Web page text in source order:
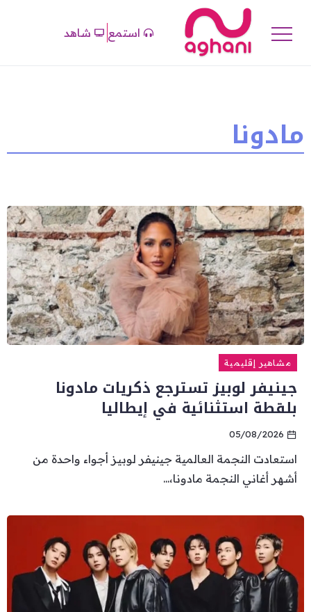
استمع شاهد
مادونا
مشاهير إقليمية
جينيفر لوبيز تسترجع ذكريات مادونا
بلقطة استثنائية في إيطاليا
05/08/2026
استعادت النجمة العالمية جينيفر لوبيز أجواء واحدة من
أشهر أغاني النجمة مادونا،...